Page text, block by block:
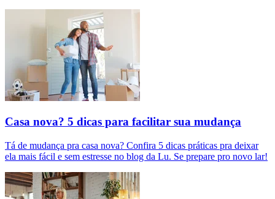
Casa nova? 5 dicas para facilitar sua mudança
Tá de mudança pra casa nova? Confira 5 dicas práticas pra deixar
ela mais fácil e sem estresse no blog da Lu. Se prepare pro novo lar!